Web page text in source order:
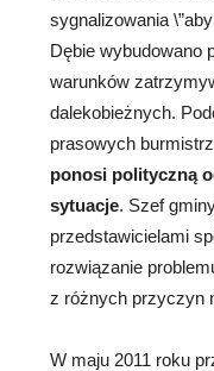
sygnalizowania
Dębie wybudowano
warunków
dalekobieżnych.
prasowych burmistrz
ponosi polityczną
sytuacje. Szef
przedstawicielami
rozwiązanie
z różnych przyczyn
W maju 2011 roku